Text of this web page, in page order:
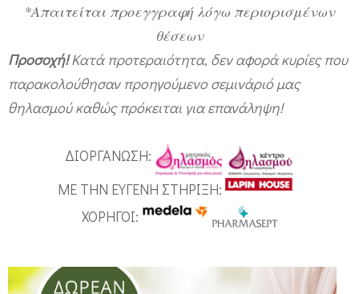
.
c
o
*Απαιτείται προεγγραφή λόγω περιορισμένων
θέσεων
Προσοχή!Κατά προτεραιότητα, δεν αφορά κυρίες που
παρακολούθησαν προηγούμενo σεμινάριό μας
θηλασμού καθώς πρόκειται για επανάληψη!
ΔΙΟΡΓΑΝΩΣΗ:
ΜΕ ΤΗΝ ΕΥΓΕΝΗ ΣΤΗΡΙΞΗ:
ΧΟΡΗΓΟΙ: